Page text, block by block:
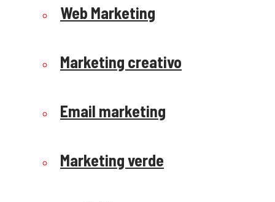
Web Marketing
Marketing creativo
Email marketing
Marketing verde